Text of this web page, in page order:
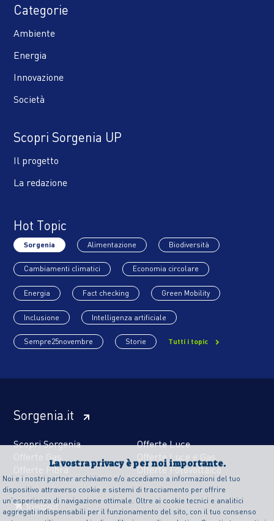
La vostra privacy è per noi importante.
Noi e i nostri partner archiviamo e/o accediamo a informazioni del tuo
dispositivo attraverso cookie e sistemi di tracciamento per offrire
un’esperienza di navigazione ottimale. Oltre ai cookie tecnici e analitici
aggregati indispensabili per il funzionamento del sito, con il tuo consenso
Categorie
Ambiente
Energia
Innovazione
Società
Scopri Sorgenia UP
Il progetto
La redazione
Hot Topic
Sorgenia Alimentazione Biodiversità
Cambiamenti climatici Economia circolare
Energia Fact checking Green Mobility
Inclusione Intelligenza artificiale
Sempre25novembre Storie Tutti i topic
Sorgenia.it
Scopri Sorgenia
Offerte Luce
Offerte Gas
Offerte Luce e Gas
Offerte Fibra
Offerte Fotovoltaico